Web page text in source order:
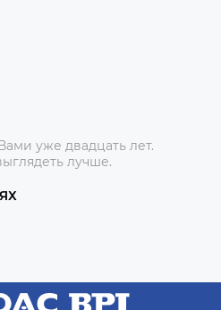
уже двадцать лет.
лучше.